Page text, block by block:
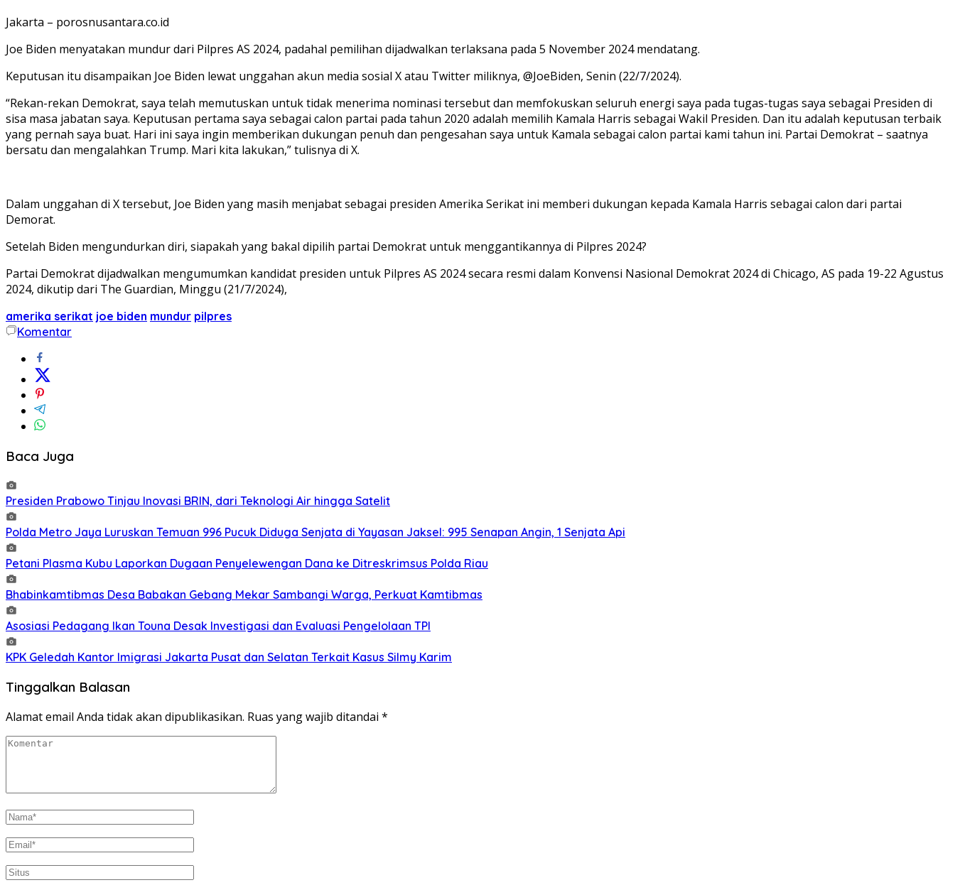
Jakarta – porosnusantara.co.id
Joe Biden menyatakan mundur dari Pilpres AS 2024, padahal pemilihan dijadwalkan terlaksana pada 5 November 2024 mendatang.
Keputusan itu disampaikan Joe Biden lewat unggahan akun media sosial X atau Twitter miliknya, @JoeBiden, Senin (22/7/2024).
“Rekan-rekan Demokrat, saya telah memutuskan untuk tidak menerima nominasi tersebut dan memfokuskan seluruh energi saya pada tugas-tugas saya sebagai Presiden di
sisa masa jabatan saya. Keputusan pertama saya sebagai calon partai pada tahun 2020 adalah memilih Kamala Harris sebagai Wakil Presiden. Dan itu adalah keputusan terbaik
yang pernah saya buat. Hari ini saya ingin memberikan dukungan penuh dan pengesahan saya untuk Kamala sebagai calon partai kami tahun ini. Partai Demokrat – saatnya
bersatu dan mengalahkan Trump. Mari kita lakukan,” tulisnya di X.
Dalam unggahan di X tersebut, Joe Biden yang masih menjabat sebagai presiden Amerika Serikat ini memberi dukungan kepada Kamala Harris sebagai calon dari partai
Demorat.
Setelah Biden mengundurkan diri, siapakah yang bakal dipilih partai Demokrat untuk menggantikannya di Pilpres 2024?
Partai Demokrat dijadwalkan mengumumkan kandidat presiden untuk Pilpres AS 2024 secara resmi dalam Konvensi Nasional Demokrat 2024 di Chicago, AS pada 19-22 Agustus
2024, dikutip dari The Guardian, Minggu (21/7/2024),
amerika serikat joe biden mundur pilpres
Komentar
Baca Juga
Presiden Prabowo Tinjau Inovasi BRIN, dari Teknologi Air hingga Satelit
Polda Metro Jaya Luruskan Temuan 996 Pucuk Diduga Senjata di Yayasan Jaksel: 995 Senapan Angin, 1 Senjata Api
Petani Plasma Kubu Laporkan Dugaan Penyelewengan Dana ke Ditreskrimsus Polda Riau
Bhabinkamtibmas Desa Babakan Gebang Mekar Sambangi Warga, Perkuat Kamtibmas
Asosiasi Pedagang Ikan Touna Desak Investigasi dan Evaluasi Pengelolaan TPI
KPK Geledah Kantor Imigrasi Jakarta Pusat dan Selatan Terkait Kasus Silmy Karim
Tinggalkan Balasan
Alamat email Anda tidak akan dipublikasikan. Ruas yang wajib ditandai *